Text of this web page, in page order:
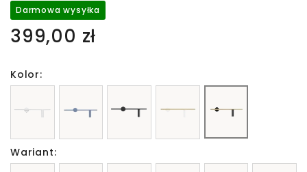
Darmowa wysyłka
399,00 zł
Kolor:
Wariant: